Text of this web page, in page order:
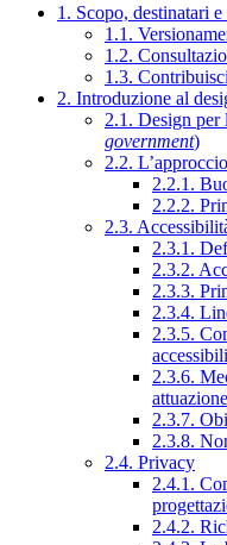
1. Scopo, destinatari
1.1.
1.2.
1.3.
2. Introduzione al
2.1. Design per
government)
2.2.
2.2.1.
2.2.2.
2.3.
2.3.1.
2.3.2.
2.3.3.
2.3.4.
2.3.5.
2.3.6.
attuazione
2.3.7.
2.3.8.
2.4. Privacy
2.4.1.
2.4.2.